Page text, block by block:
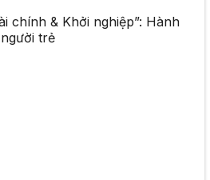
chính & Khởi nghiệp”: Hành
trẻ